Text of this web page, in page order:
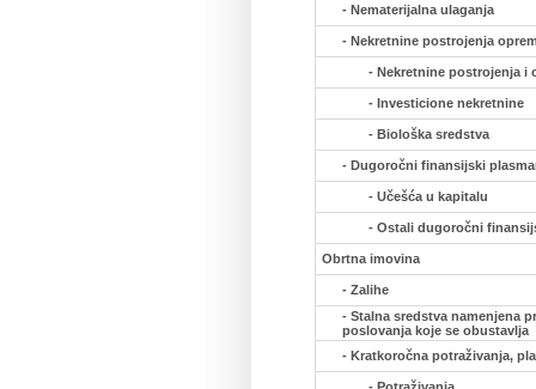
- Nematerijalna ulaganja
- Nekretnine postrojenja
- Nekretnine postrojenja i
- Investicione nekretnine
- Biološka sredstva
- Dugoročni finansijski
- Učešća u kapitalu
- Ostali dugoročni
Obrtna imovina
- Zalihe
- Stalna sredstva namenjena
poslovanja koje se obustavlja
- Kratkoročna potraživanja,